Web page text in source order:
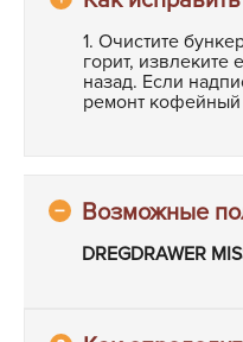
1. Очистите
горит, извлеките
назад. Если
ремонт кофейный
DREGDRAWER